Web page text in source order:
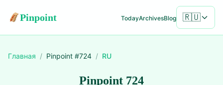
Pinpoint TodayArchivesBlog 🇷🇺
Главная / Pinpoint #724 / RU
Pinpoint 724